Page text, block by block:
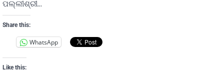
ପଲ୍ଲୀଶ୍ରୀ…
Share this:
WhatsApp
Like this: